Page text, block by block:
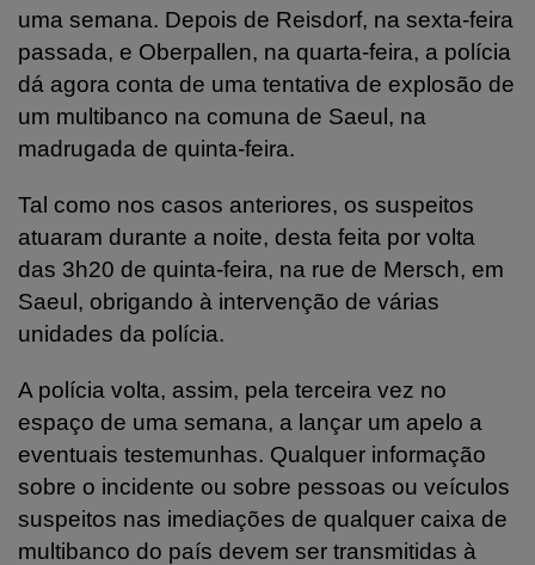
uma semana. Depois de Reisdorf, na sexta-feira
passada, e Oberpallen, na quarta-feira, a polícia
dá agora conta de uma tentativa de explosão de
um multibanco na comuna de Saeul, na
madrugada de quinta-feira.
Tal como nos casos anteriores, os suspeitos
atuaram durante a noite, desta feita por volta
das 3h20 de quinta-feira, na rue de Mersch, em
Saeul, obrigando à intervenção de várias
unidades da polícia.
A polícia volta, assim, pela terceira vez no
espaço de uma semana, a lançar um apelo a
eventuais testemunhas. Qualquer informação
sobre o incidente ou sobre pessoas ou veículos
suspeitos nas imediações de qualquer caixa de
multibanco do país devem ser transmitidas à